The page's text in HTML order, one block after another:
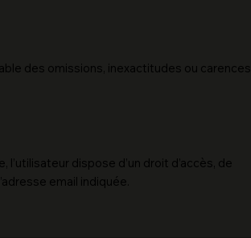
des omissions, inexactitudes ou carences
dispose d’un droit d’accès, de
email indiquée.